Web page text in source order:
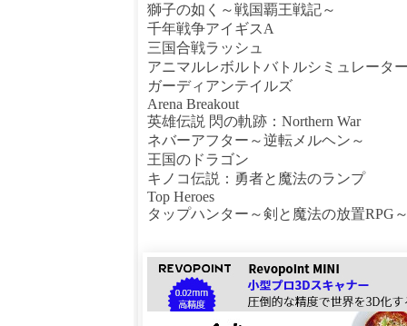
獅子の如く～戦国覇王戦記～
千年戦争アイギスA
三国合戦ラッシュ
アニマルレボルトバトルシミュレータ
ガーディアンテイルズ
Arena Breakout
英雄伝説 閃の軌跡：Northern War
ネバーアフター～逆転メルヘン～
王国のドラゴン
キノコ伝説：勇者と魔法のランプ
Top Heroes
タップハンター～剣と魔法の放置RPG